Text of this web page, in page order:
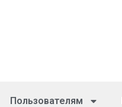
Пользователям